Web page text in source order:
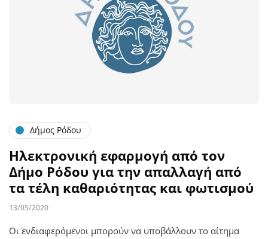
Δήμος Ρόδου
Ηλεκτρονική εφαρμογή από τον
Δήμο Ρόδου για την απαλλαγή από
τα τέλη καθαριότητας και φωτισμού
13/05/2020
Οι ενδιαφερόμενοι μπορούν να υποβάλλουν το αίτημα